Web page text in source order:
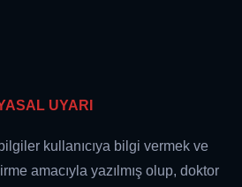
UYARI
kullanıcıya bilgi vermek ve
amacıyla yazılmış olup, doktor